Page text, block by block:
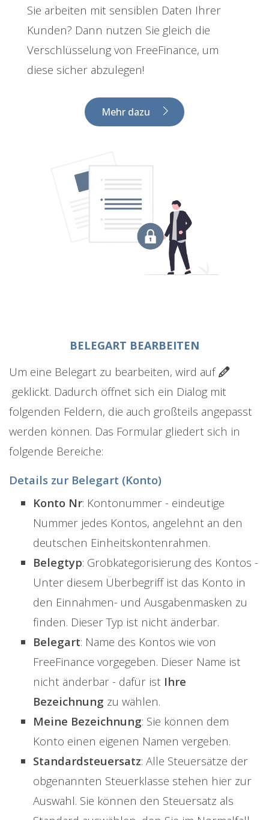
Sie arbeiten mit sensiblen Daten Ihrer
Kunden? Dann nutzen Sie gleich die
Verschlüsselung von FreeFinance, um
diese sicher abzulegen!
Mehr dazu
BELEGART BEARBEITEN
Um eine Belegart zu bearbeiten, wird auf
geklickt. Dadurch öffnet sich ein Dialog mit
folgenden Feldern, die auch großteils angepasst
werden können. Das Formular gliedert sich in
folgende Bereiche:
Details zur Belegart (Konto)
Konto Nr: Kontonummer - eindeutige
Nummer jedes Kontos, angelehnt an den
deutschen Einheitskontenrahmen.
Belegtyp: Grobkategorisierung des Kontos -
Unter diesem Überbegriff ist das Konto in
den Einnahmen- und Ausgabenmasken zu
finden. Dieser Typ ist nicht änderbar.
Belegart: Name des Kontos wie von
FreeFinance vorgegeben. Dieser Name ist
nicht änderbar - dafür ist Ihre
Bezeichnung zu wählen.
Meine Bezeichnung: Sie können dem
Konto einen eigenen Namen vergeben.
Standardsteuersatz: Alle Steuersätze der
obgenannten Steuerklasse stehen hier zur
Auswahl. Sie können den Steuersatz als